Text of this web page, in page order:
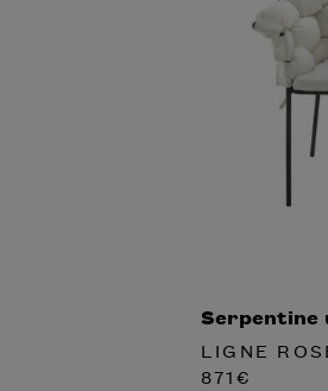
Serpentine
LIGNE
871€